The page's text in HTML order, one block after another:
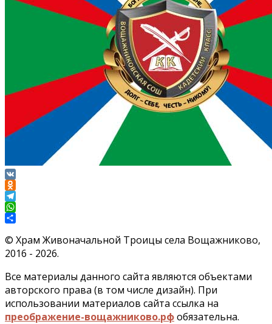
VK
Odnoklassniki
Telegram
WhatsApp
© Храм Живоначальной Троицы села Вощажниково,
2016 - 2026.
Все материалы данного сайта являются объектами
авторского права (в том числе дизайн). При
использовании материалов сайта ссылка на
преображение-вощажниково.рфобязательна.